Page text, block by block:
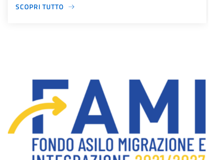
SCOPRI TUTTO